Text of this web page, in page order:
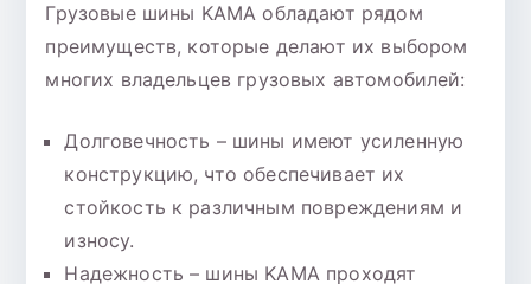
Грузовые шины KAMA обладают рядом
преимуществ, которые делают их выбором
многих владельцев грузовых автомобилей:
Долговечность – шины имеют усиленную
конструкцию, что обеспечивает их
стойкость к различным повреждениям и
износу.
Надежность – шины KAMA проходят